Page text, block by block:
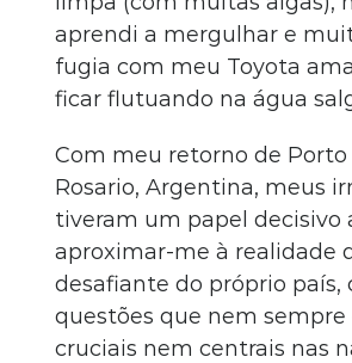
aprendi a mergulhar e
fugia com meu Toyota
ficar flutuando na água
Com meu retorno de Porto
Rosario, Argentina, meus
tiveram um papel decisivo
aproximar-me à realidade
desafiante do próprio país,
questões que nem sempre
cruciais nem centrais nas